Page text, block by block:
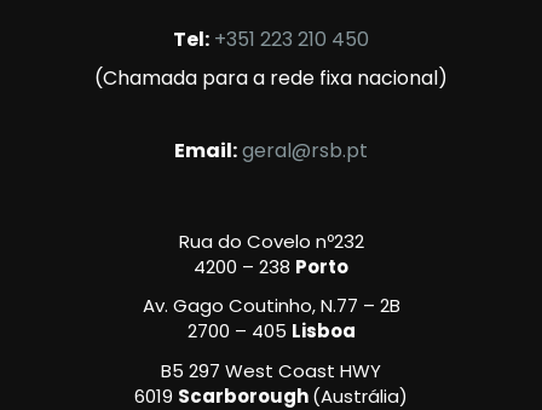
Tel: +351 223 210 450
(Chamada para a rede fixa nacional)
Email:geral@rsb.pt
Rua do Covelo nº232
4200 – 238 Porto
Av. Gago Coutinho, N.77 – 2B
2700 – 405 Lisboa
B5 297 West Coast HWY
6019 Scarborough(Austrália)